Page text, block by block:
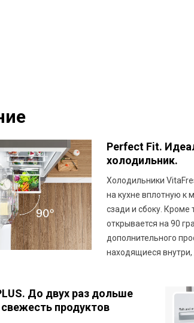
Perfect Fit.
холодильник.
Холодильники
на кухне вплотную к
сзади и сбоку. Кроме
открывается на 90
дополнительного
находящиеся внутри,
До двух раз дольше
продуктов